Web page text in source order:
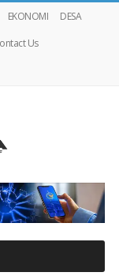
EKONOMI
DESA
Us